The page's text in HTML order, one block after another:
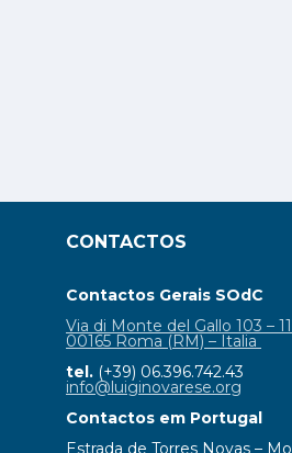
CONTACTOS
Contactos Gerais SOdC
Via di Monte del Gallo 103 –
00165 Roma (RM) – Italia
tel. (+39) 06.396.742.43
info@luiginovarese.org
Contactos em Portugal
Estrada de Torres Novas –